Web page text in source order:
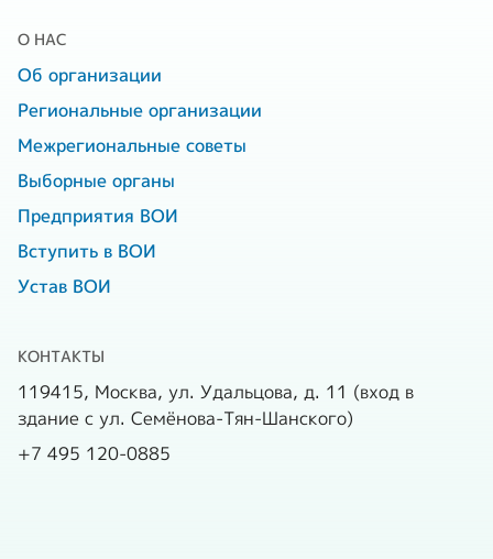
О НАС
Об организации
Региональные организации
Межрегиональные советы
Выборные органы
Предприятия ВОИ
Вступить в ВОИ
Устав ВОИ
КОНТАКТЫ
119415, Москва, ул. Удальцова, д. 11 (вход в
здание с ул. Семёнова-Тян-Шанского)
+7 495 120-0885